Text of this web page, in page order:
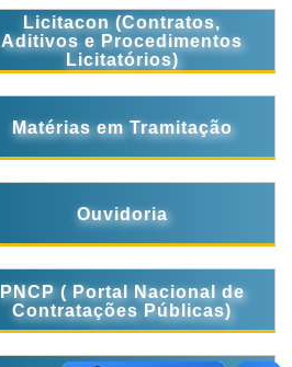
Licitacon (Contratos,
Aditivos e Procedimentos
Licitatórios)
Matérias em Tramitação
Ouvidoria
PNCP ( Portal Nacional de
Contratações Públicas)